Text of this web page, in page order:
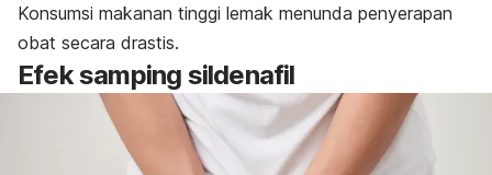
Konsumsi makanan tinggi lemak menunda penyerapan
obat secara drastis.
Efek samping sildenafil